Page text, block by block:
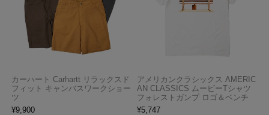
カーハート Carhartt リラックスド
フィット キャンバスワークショー
ツ
¥9,900
アメリカンクラシックス AMERIC
AN CLASSICS ムービーTシャツ
フォレストガンプ ロゴ＆ベンチ
¥5,747